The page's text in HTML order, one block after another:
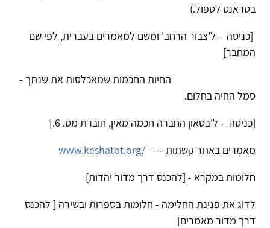
בטראנס לטפול.)
[כניסה - ל'צבור הרחב' ומשם למאמרים בעברית, לפי שם
המחבר]
החיות החכמות שמאכלסות את שנתך -
סמל החיה בחלום.
[כניסה - ל'בטאון החברה חכמה מאין, חוברת מס. 6.]
מאמרים באתר קשתות --- www.keshatot.org/
חלומות במקרא - [להכנס דרך מדור יהדות]
לדוג את פנינת החלימה - חלומות בספרות ובשירה [ להכנס
דרך מדור מאמרים]